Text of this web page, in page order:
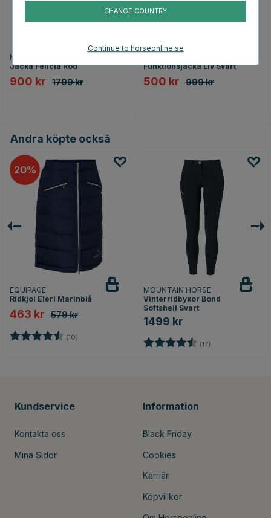
MOUNTAIN HORSE
Jacka Felicia Röd
900 kr 1799 kr
Funktionsjacka Liv Svart
500 kr 999 kr
Andra köpte också
20
EQUIPAGE
Ridkjol Eleri Marinblå
463 kr 579 kr
Betyg: (10)
MOUNTAIN HORSE
Vinterridbyxor Bond
Softshell Svart
1499 kr
Betyg: (17)
Kundservice
Kontakta oss
Mina Sidor
Information
Black Friday
Cookies
Karriär
Köpvillkor
CHANGE COUNTRY
Continue to horseonline.se